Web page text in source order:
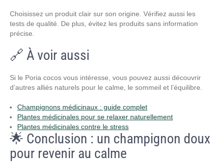
Choisissez un produit clair sur son origine. Vérifiez aussi les
tests de qualité. De plus, évitez les produits sans information
précise.
🔗 À voir aussi
Si le Poria cocos vous intéresse, vous pouvez aussi découvrir
d’autres alliés naturels pour le calme, le sommeil et l’équilibre.
Champignons médicinaux : guide complet
Plantes médicinales pour se relaxer naturellement
Plantes médicinales contre le stress
🌟 Conclusion : un champignon doux
pour revenir au calme